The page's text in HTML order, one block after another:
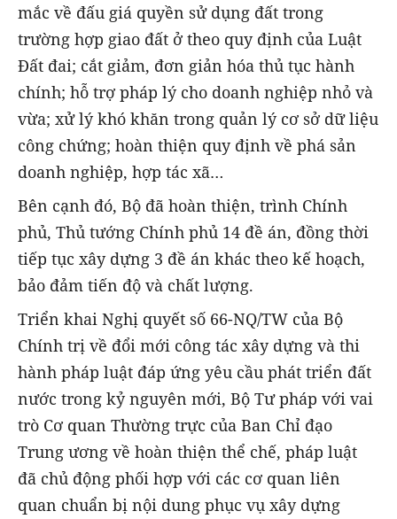
mắc về đấu giá quyền sử dụng đất trong
trường hợp giao đất ở theo quy định của Luật
Đất đai; cắt giảm, đơn giản hóa thủ tục hành
chính; hỗ trợ pháp lý cho doanh nghiệp nhỏ và
vừa; xử lý khó khăn trong quản lý cơ sở dữ liệu
công chứng; hoàn thiện quy định về phá sản
doanh nghiệp, hợp tác xã…
Bên cạnh đó, Bộ đã hoàn thiện, trình Chính
phủ, Thủ tướng Chính phủ 14 đề án, đồng thời
tiếp tục xây dựng 3 đề án khác theo kế hoạch,
bảo đảm tiến độ và chất lượng.
Triển khai Nghị quyết số 66-NQ/TW của Bộ
Chính trị về đổi mới công tác xây dựng và thi
hành pháp luật đáp ứng yêu cầu phát triển đất
nước trong kỷ nguyên mới, Bộ Tư pháp với vai
trò Cơ quan Thường trực của Ban Chỉ đạo
Trung ương về hoàn thiện thể chế, pháp luật
đã chủ động phối hợp với các cơ quan liên
quan chuẩn bị nội dung phục vụ xây dựng